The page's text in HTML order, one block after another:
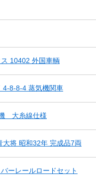
10402 外国車輌
4-8-8-4 蒸気機関車
大糸線仕様
大将 昭和32年 完成品7両
ーレールロードセット